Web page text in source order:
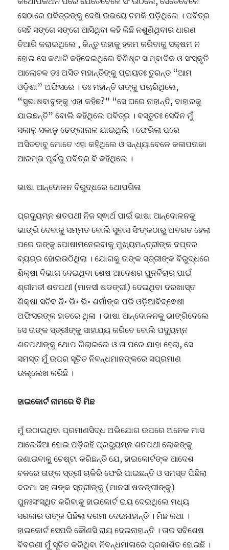
ସେଠାରେ ପବିତ୍ରଙ୍କୁ ଦେଖି ଉଭୟେ ଚମକି ପଡ଼ିଥିଲେ । ପବିତ୍ର
ସେହି ସଙ୍ଗେ ସଙ୍ଗେ ଆସିଥିବା କହି କିଛି ନଶୁଣିଥିବାର ଧାରଣ
ତିଆରି କରାଇଥିଲେ , କିନ୍ତୁ ତାହାକୁ ହଜମ କରିବାକୁ ସକ୍ଷମ ନ
ହୋଇ ସେ କଥାଟି କହିଦେଇଥିଲେ ବିଶିଷ୍ଟ ସାମ୍ବାଦିକ ଓ ସଂସ୍କୃତି
ଆଲୋଚକ ଡଃ ଅସିତ ମହାନ୍ତିଙ୍କୁ ପ୍ରାୟତଃ ତୁରନ୍ତ “ଆମ
ଓଡ଼ିଶା” ଅଫିସରେ । ଡଃ ମହାନ୍ତି ତାଙ୍କୁ ପଚାରିଥିଲେ,
“ସୁଭାଷବାବୁଙ୍କୁ ଏହା କହିଛ?” “ସେ ଘରେ ନାହାନ୍ତି, ବାହାରକୁ
ଯାଇଛନ୍ତି” ବୋଲି କହିଥିଲେ ପବିତ୍ର । ବସ୍ତୁତଃ ସେଦିନ ମୁଁ
ସକାଳୁ ସକାଳୁ ଢେଙ୍କାନାଳ ଯାଇଥିଲି । ଫେରିଲା ପରେ
ଅସିତବାବୁ ମୋତେ ଏହା କହିଥିଲେ ଓ ସନ୍ଧ୍ୟାବେଳେ କଳାପତାକା
ଆରମ୍ଭ ପୂର୍ବରୁ ପବିତ୍ର ବି କହିଥିଲେ ।
ଭାଷା ଆନ୍ଦୋଳନ ବିରୁଦ୍ଧରେ ଥୋପଗିଳା
ପ୍ରଦ୍ୟୁମ୍ନ ଶତପଥୀ ନିଜ ସ୍ଵାର୍ଥ ପାଇଁ ଭାଷା ଆନ୍ଦୋଳନକୁ
ଭାଙ୍ଗି ଦେବାକୁ ସମ୍ମତ ବୋଲି ସୁବାସ ସିଂଙ୍କଠାରୁ ଅବଗତ ହେଲା
ପରେ ତାଙ୍କୁ ପୋଷାମନେଇବାକୁ ମୁଖ୍ୟମନ୍ତ୍ରୀଙ୍କ ଦପ୍ତର
ବ୍ୟଗ୍ର ହୋଇଉଠିଥିଲା । ଯୋଗକୁ ତାଙ୍କ ସ୍ତ୍ରୀଙ୍କ ବିରୁଦ୍ଧରେ
ଶିକ୍ଷା ବିଭାଗ ଦେଇଥିବା ଶେଷ ଆଦେଶର ପୁନର୍ବିଚାର ପାଇଁ
ଶ୍ରୀମତୀ ଶତପଥୀ (ମାନସୀ ଷଡଙ୍ଗୀ) ଦେଇଥିବା ଦରଖାସ୍ତ
ଶିକ୍ଷା ସଚିବ ଜି॰ ଭି॰ ଭି॰ ଶର୍ମାଙ୍କ ପରି ଓଡ଼ିଆବିଦ୍ଵେଷୀ
ଅଫିସରଙ୍କ ହାତରେ ଥିଳା । ଭାଷା ଆନ୍ଦୋଳନକୁ ଭାଙ୍ଗିଦେଲେ
ସେ ତାଙ୍କ ସ୍ତ୍ରୀଙ୍କୁ ସାହାଯ୍ୟ କରିବେ ବୋଲି ପଦ୍ୟୁମ୍ନ
ଶତପଥୀଙ୍କୁ ଥୋପ ଗିଲାଇଲେ ଓ ତା ପରେ ଯାହା ହେଲା, ସେ
ସମସ୍ତ ମୁଁ ଉପର ସୂଚିତ ନିବନ୍ଧମାନଙ୍କରେ ସପ୍ରମାଣ
ଉଲ୍ଲେଖ କରିଛି ।
ହାଇକୋର୍ଟ ନାମରେ ବି ମିଛ
ମୁଁ ଉଠାଇଥିବା ପ୍ରମାଣସିଦ୍ଧ ଅଭିଯୋଗ ଉପରେ ଅନେକ ମାସ
ଆଲେଜିଆ ହୋଇ ପଡ଼ିରହି ପ୍ରଦ୍ୟୁମ୍ନ ଶତପଥୀ ଲୋକଙ୍କୁ
ଜଣାଇବାକୁ ଚେଷ୍ଟା କରିଛନ୍ତି ଯେ, ହାଇକୋର୍ଟଙ୍କ ଆଦେଶ
ବଳରେ ତାଙ୍କ ସ୍ତ୍ରୀ ଚାକିରି ଫେରି ପାଇଛନ୍ତି ଓ ସମସ୍ତ ପିଛିଲା
ଦରମା ସହ ତାଙ୍କ ସ୍ତ୍ରୀଙ୍କୁ (ମାନସୀ ଷଡଙ୍ଗୀଙ୍କୁ)
ପୁନଃସଂସ୍ଥିତ କରିବାକୁ ହାଇକୋର୍ଟ ରାୟ ଦେଇଥିଲେ ମଧ୍ୟ
ସରକାର ତାଙ୍କ ପିଛିଲା ଦରମା ଦେଇନାହାନ୍ତି । ମିଛ କଥା ।
ହାଇକୋର୍ଟ ସେପରି କୌଣସି ରାୟ ଦେଇନାହାନ୍ତି । ତାର ସବିଶେଷ
ବିବରଣୀ ମୁଁ ସୂଚିତ କରିଥିବା ନିବନ୍ଧମାଳାରେ ପ୍ରକାଶିତ ହୋଇଛି ।